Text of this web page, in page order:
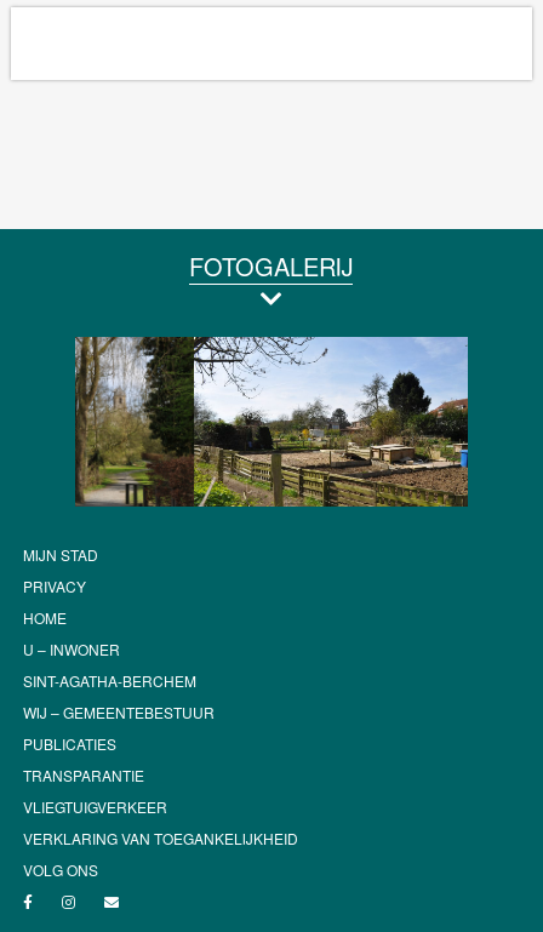
FOTOGALERIJ
MIJN STAD
PRIVACY
HOME
U – INWONER
SINT-AGATHA-BERCHEM
WIJ – GEMEENTEBESTUUR
PUBLICATIES
TRANSPARANTIE
VLIEGTUIGVERKEER
VERKLARING VAN TOEGANKELIJKHEID
VOLG ONS